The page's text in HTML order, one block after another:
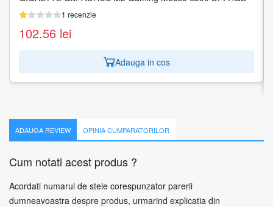
1 recenzie
102.56 lei
Adauga in cos
LENOVO
Adauga in cos
ADAUGA REVIEW OPINIA CUMPARATORILOR
Cum notati acest produs ?
Acordati numarul de stele corespunzator parerii
dumneavoastra despre produs, urmarind explicatia din